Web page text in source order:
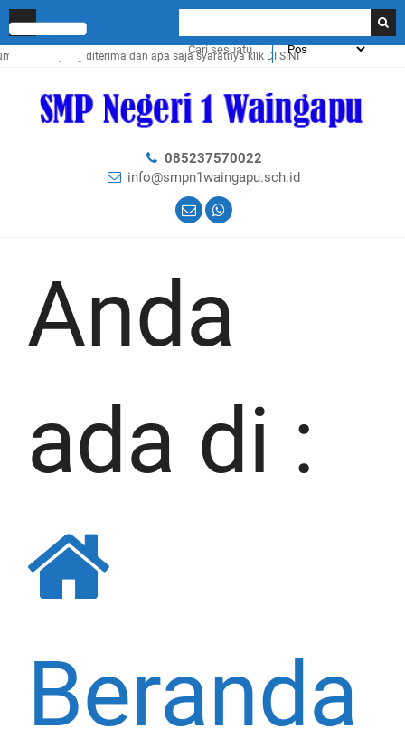
siswa yang diterima dan apa saja syaratnya klikDI SINI
085237570022
info@smpn1waingapu.sch.id
Anda
ada di :
Beranda